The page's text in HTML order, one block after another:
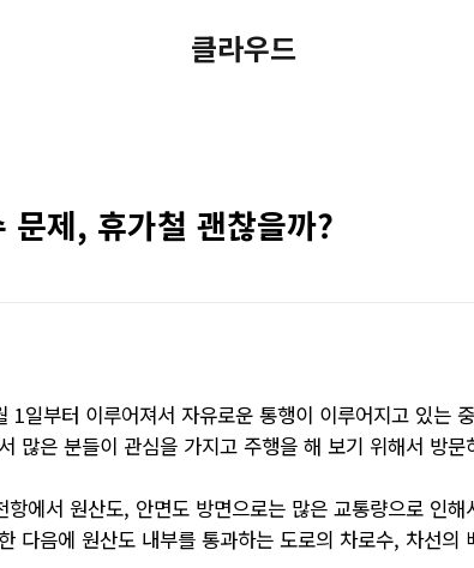
클라우드
문제, 휴가철 괜찮을까?
일부터 이루어져서 자유로운 통행이 이루어지고 있는
많은 분들이 관심을 가지고 주행을 해 보기 위해서 방문
에서 원산도, 안면도 방면으로는 많은 교통량으로 인
다음에 원산도 내부를 통과하는 도로의 차로수, 차선의